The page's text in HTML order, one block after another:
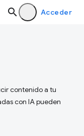
Acceder
contenido a tu
con IA pueden